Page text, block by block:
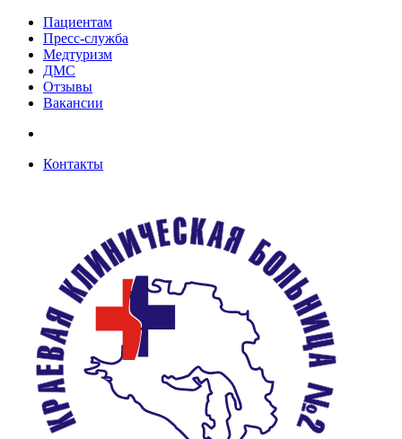
Пациентам
Пресс-служба
Медтуризм
ДМС
Отзывы
Вакансии
Контакты